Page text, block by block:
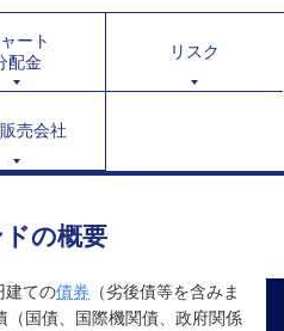
ート
配金
リスク
売会社
の概要
建ての債券 （劣後債等を含みま
（国債、国際機関債、政府関係